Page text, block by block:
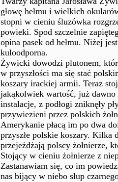
głowę hełmu i wielkich
stopni w cieniu śluzówka
powieki. Spod szczelnie
opina pasek od hełmu. Niżej
kuloodporna.
Żywicki dowodzi plutonem,
w przyszłości ma się stać
koszary irackiej armii. Teraz
jakąkolwiek wartość, już dawno
instalacje, z podłogi zniknęły
przywiezieni przez polskich
Amerykanie płacą im po dwa
przyszłe polskie koszary. Kilka
przejeżdżają polscy żołnierze,
Stojący w cieniu żołnierze z
Zastanawiam się, co im
nas bijący w niebo słup